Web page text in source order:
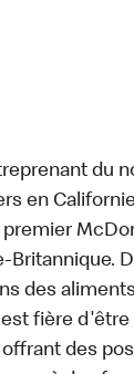
du
en
premier
Britannique.
des
fière
des